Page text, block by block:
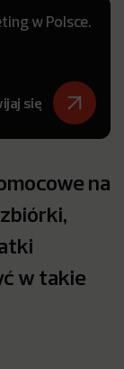
w Polsce.
się
na
w takie